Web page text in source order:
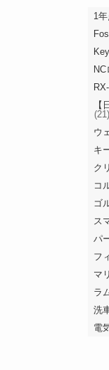
1
NC
(21)
ウ
キ
ク
コ
ゴ
ス
パ
フ
マ
ラ
洗
電